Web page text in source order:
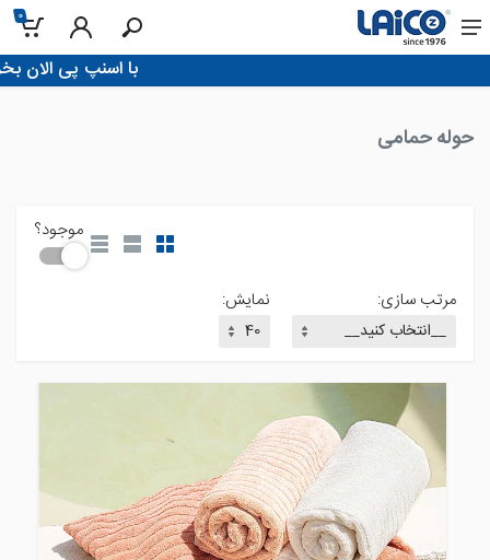
0
!با اسنپ پی الان بخر، تو 4 قسط
خانه
حوله حمامی
موجود؟
مرتب سازی: نمایش: